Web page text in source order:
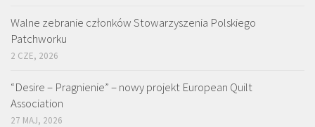
Walne zebranie członków Stowarzyszenia Polskiego
Patchworku
2 CZE, 2026
“Desire – Pragnienie” – nowy projekt European Quilt
Association
27 MAJ, 2026